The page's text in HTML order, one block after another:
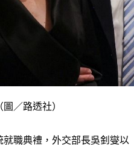
／路透社）
職典禮，外交部長吳釗燮以